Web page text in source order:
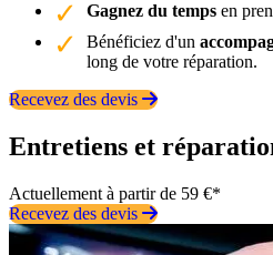
Gagnez du temps en
Bénéficiez d'un
long de votre réparation.
Recevez des devis
Entretiens et
Actuellement à partir de 59 €*
Recevez des devis